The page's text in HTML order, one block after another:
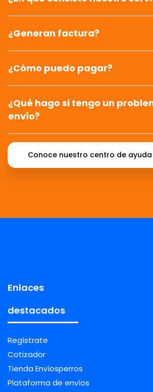
¿Generan factura?
¿Cómo puedo pagar?
¿Qué hago si tengo un
envío?
Conoce nuestro centro de ayuda
Enlaces
destacados
Regístrate
Cotizador
Tienda Envíosperros
Plataforma de envíos